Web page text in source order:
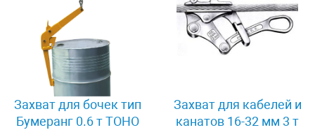
Захват для бочек тип
Бумеранг 0.6 т TOHO
Захват для кабелей и
канатов 16-32 мм 3 т